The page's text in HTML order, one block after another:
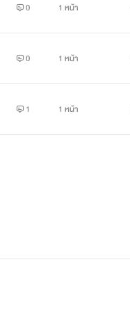
0 1 หน้า
0 1 หน้า
1 1 หน้า